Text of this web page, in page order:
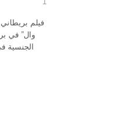
فيلم
وال” في
الجنسية